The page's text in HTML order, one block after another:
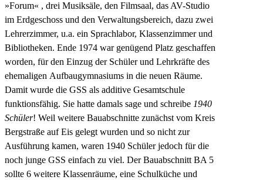
»Forum« , drei Musiksäle, den Filmsaal, das AV-Studio
im Erdgeschoss und den Verwaltungsbereich, dazu zwei
Lehrerzimmer, u.a. ein Sprachlabor, Klassenzimmer und
Bibliotheken. Ende 1974 war genügend Platz geschaffen
worden, für den Einzug der Schüler und Lehrkräfte des
ehemaligen Aufbaugymnasiums in die neuen Räume.
Damit wurde die GSS als additive Gesamtschule
funktionsfähig. Sie hatte damals sage und schreibe 1940
Schüler! Weil weitere Bauabschnitte zunächst vom Kreis
Bergstraße auf Eis gelegt wurden und so nicht zur
Ausführung kamen, waren 1940 Schüler jedoch für die
noch junge GSS einfach zu viel. Der Bauabschnitt BA 5
sollte 6 weitere Klassenräume, eine Schulküche und